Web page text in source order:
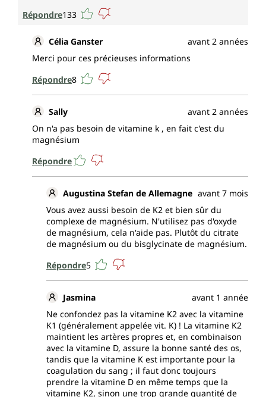
Répondre133
Célia Ganster
avant 2 années
Merci pour ces précieuses informations
Répondre8
Sally
avant 2 années
On n'a pas besoin de vitamine k , en fait c'est du
magnésium
Répondre
Augustina Stefan de Allemagne avant 7 mois
Vous avez aussi besoin de K2 et bien sûr du
complexe de magnésium. N'utilisez pas d'oxyde
de magnésium, cela n'aide pas. Plutôt du citrate
de magnésium ou du bisglycinate de magnésium.
Répondre5
Jasmina
avant 1 année
Ne confondez pas la vitamine K2 avec la vitamine
K1 (généralement appelée vit. K) ! La vitamine K2
maintient les artères propres et, en combinaison
avec la vitamine D, assure la bonne santé des os,
tandis que la vitamine K est importante pour la
coagulation du sang ; il faut donc toujours
prendre la vitamine D en même temps que la
vitamine K2, sinon une trop grande quantité de